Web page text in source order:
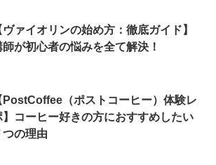
ヴァイオリンの始め方：徹底ガイド】
師が初心者の悩みを全て解決！
PostCoffee（ポストコーヒー）体験レ
】コーヒー好きの方におすすめしたい
つの理由